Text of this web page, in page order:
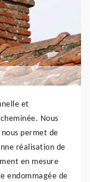
et
Nous
permet de
réalisation de
en mesure
endommagée de